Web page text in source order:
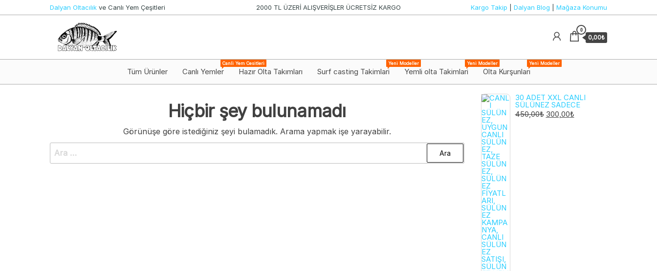
atla
Dalyan Oltacılık ve Canlı Yem Çeşitleri 2000 TL ÜZERİ ALIŞVERİŞLER ÜCRETSİZ KARGO Kargo Takip Dalyan Blog Mağaza Konumu
0
0,00₺
Tüm Ürünler Canlı Yemler
Canli Yem Cesitleri
Hazır Olta Takımları Surf casting Takimlari
Yeni Modeller
Yemli olta Takimlari
Yeni Modeller
Olta Kurşunları
Yeni Modeller
Hiçbir şey bulunamadı
Görünüşe göre istediğiniz şeyi bulamadık. Arama yapmak işe yarayabilir.
30 ADET XXL CANLI
SÜLÜNEZ SADECE
450,00₺ ORIJINAL
300,00₺ŞU